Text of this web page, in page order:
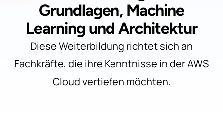
Grundlagen, Machine
Learning und Architektur
Diese Weiterbildung richtet sich an
Fachkräfte, die ihre Kenntnisse in der AWS
Cloud vertiefen möchten.